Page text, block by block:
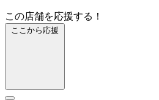
この店舗を応援する！
ここから応援